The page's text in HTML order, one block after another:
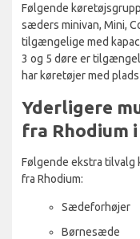
Følgende
sæders minivan, Mini,
tilgængelige med
3 og 5 døre er
har køretøjer med
Yderligere
fra Rhodium
Følgende ekstra tilvalg
fra Rhodium:
Sædeforhøjer
Børnesæde